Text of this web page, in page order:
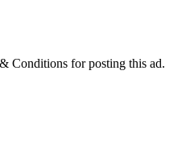
Conditions for posting this ad.